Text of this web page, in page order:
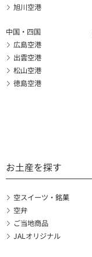
旭川空港
中国・四国
広島空港
出雲空港
松山空港
徳島空港
お土産を探す
空スイーツ・銘菓
空弁
ご当地商品
JALオリジナル